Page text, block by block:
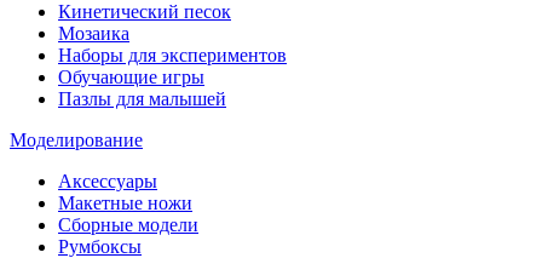
Кинетический песок
Мозаика
Наборы для экспериментов
Обучающие игры
Пазлы для малышей
Моделирование
Аксессуары
Макетные ножи
Сборные модели
Румбоксы